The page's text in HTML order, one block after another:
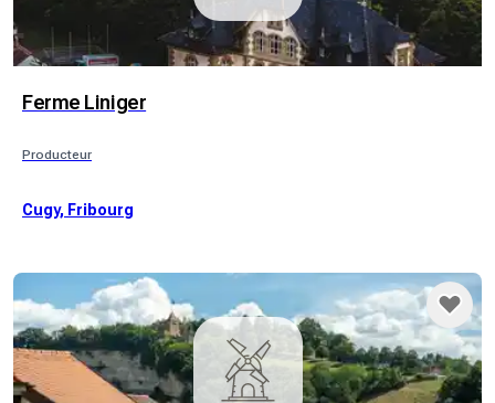
Ferme Liniger
Producteur
Cugy, Fribourg